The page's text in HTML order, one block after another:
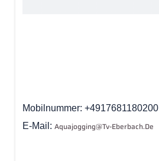
Mobilnummer +4917681180200
E-Mail
Aquajogging@tv-Eberbach.de